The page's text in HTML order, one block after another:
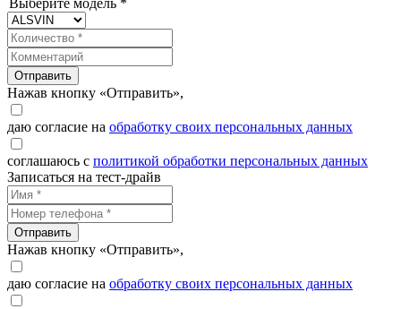
Выберите модель *
Отправить
Нажав кнопку «Отправить»,
даю согласие на обработку своих персональных данных
соглашаюсь с политикой обработки персональных данных
Записаться на тест-драйв
Отправить
Нажав кнопку «Отправить»,
даю согласие на обработку своих персональных данных